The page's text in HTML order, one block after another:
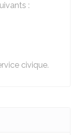
:
civique.